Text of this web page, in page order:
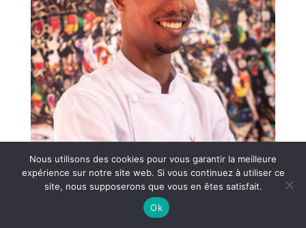
Nous utilisons des cookies pour vous garantir la meilleure
expérience sur notre site web. Si vous continuez à utiliser ce
site, nous supposerons que vous en êtes satisfait.
Ok